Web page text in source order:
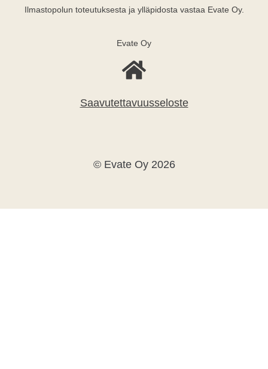
Ilmastopolun toteutuksesta ja ylläpidosta vastaa Evate Oy.
Evate Oy
Saavutettavuusseloste
© Evate Oy 2026